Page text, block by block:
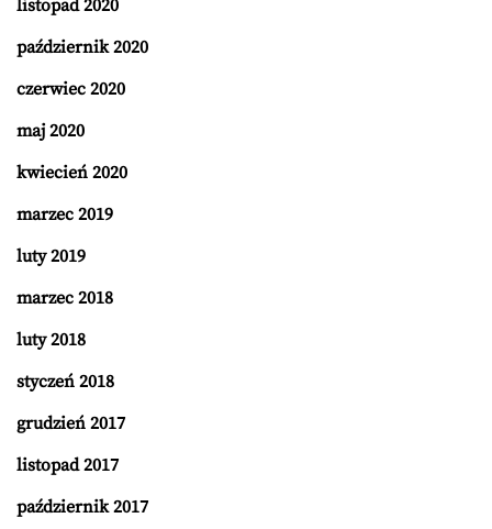
listopad 2020
październik 2020
czerwiec 2020
maj 2020
kwiecień 2020
marzec 2019
luty 2019
marzec 2018
luty 2018
styczeń 2018
grudzień 2017
listopad 2017
październik 2017